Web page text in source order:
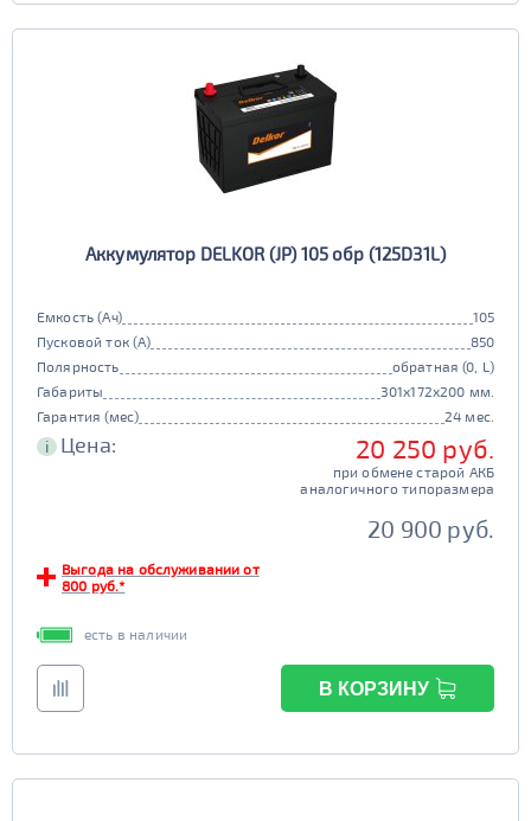
Аккумулятор DELKOR (JP) 105 обр (125D31L)
Емкость (Ач)
105
Пусковой ток (А)
850
Полярность
обратная (0, L)
Габариты
301x172x200 мм.
Гарантия (мес)
24 мес.
i Цена: 20 250 руб.
при обмене старой АКБ
аналогичного типоразмера
20 900 руб.
Выгода на обслуживании от
800 руб.*
есть в наличии
В КОРЗИНУ